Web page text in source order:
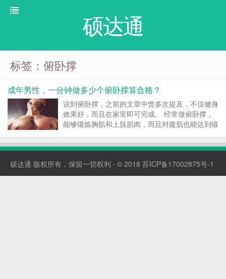
硕达通
标签：俯卧撑
成年男性，一分钟做多少个俯卧撑算合格？
说到俯卧撑，之前的文章中曾多次提及，不仅健身
效果好，而且在家里即可完成。 经常做俯卧撑，
能够锻炼胸肌和上肢肌肉，而且对腹肌也能达到锻
俯卧撑算合格呢？ 1、20岁-29岁 这个年龄段正处
充...
硕达通 版权所有，保留一切权利 · © 2018 苏ICP备17002875号-1